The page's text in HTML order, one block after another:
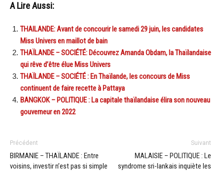
A Lire Aussi:
THAILANDE: Avant de concourir le samedi 29 juin, les candidates
Miss Univers en maillot de bain
THAÏLANDE – SOCIÉTÉ: Découvrez Amanda Obdam, la Thaïlandaise
qui rêve d’être élue Miss Univers
THAÏLANDE – SOCIÉTÉ : En Thaïlande, les concours de Miss
continuent de faire recette à Pattaya
BANGKOK – POLITIQUE : La capitale thaïlandaise élira son nouveau
gouverneur en 2022
Précédent
BIRMANIE – THAÏLANDE : Entre
voisins, investir n’est pas si simple
Suivant
MALAISIE – POLITIQUE : Le
syndrome sri-lankais inquiète les